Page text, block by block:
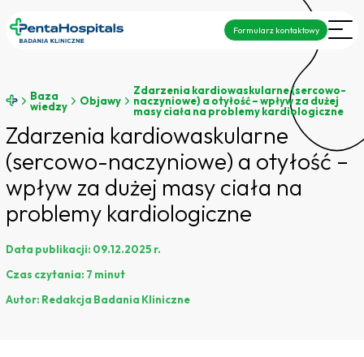
Formularz kontaktowy
Baza
wiedzy
Objawy
Zdarzenia kardiowaskularne (sercowo-
naczyniowe) a otyłość – wpływ za dużej
masy ciała na problemy kardiologiczne
Zdarzenia kardiowaskularne
(sercowo-naczyniowe) a otyłość –
wpływ za dużej masy ciała na
problemy kardiologiczne
Data publikacji: 09.12.2025 r.
Czas czytania: 7 minut
Autor: Redakcja Badania Kliniczne